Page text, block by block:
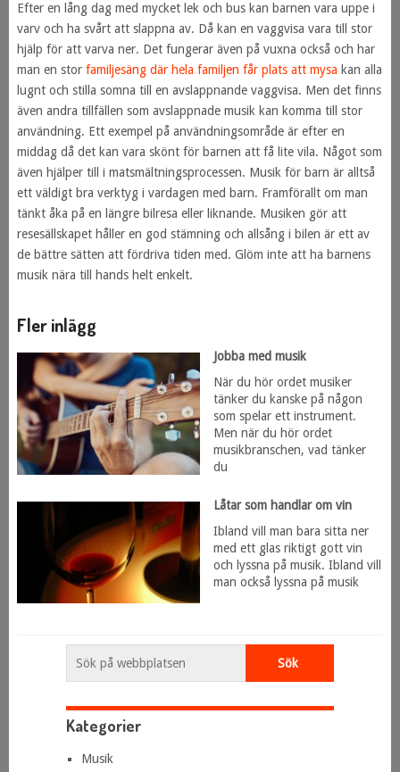
Efter en lång dag med mycket lek och bus kan barnen vara uppe i
varv och ha svårt att slappna av. Då kan en vaggvisa vara till stor
hjälp för att varva ner. Det fungerar även på vuxna också och har
man en stor familjesäng där hela familjen får plats att mysa kan alla
lugnt och stilla somna till en avslappnande vaggvisa. Men det finns
även andra tillfällen som avslappnade musik kan komma till stor
användning. Ett exempel på användningsområde är efter en
middag då det kan vara skönt för barnen att få lite vila. Något som
även hjälper till i matsmältningsprocessen. Musik för barn är alltså
ett väldigt bra verktyg i vardagen med barn. Framförallt om man
tänkt åka på en längre bilresa eller liknande. Musiken gör att
resesällskapet håller en god stämning och allsång i bilen är ett av
de bättre sätten att fördriva tiden med. Glöm inte att ha barnens
musik nära till hands helt enkelt.
Fler inlägg
Jobba med musik
När du hör ordet musiker
tänker du kanske på någon
som spelar ett instrument.
Men när du hör ordet
musikbranschen, vad tänker
du
Låtar som handlar om vin
Ibland vill man bara sitta ner
med ett glas riktigt gott vin
och lyssna på musik. Ibland vill
man också lyssna på musik
Kategorier
Musik